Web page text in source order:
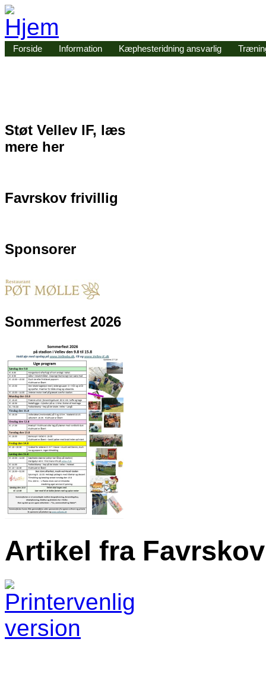
Gå til hovedindhold
Forside Information Kæphesteridning ansvarlig
Støt Vellev IF, læs
mere her
Favrskov frivillig
Sponsorer
Sommerfest 2026
Artikel fra